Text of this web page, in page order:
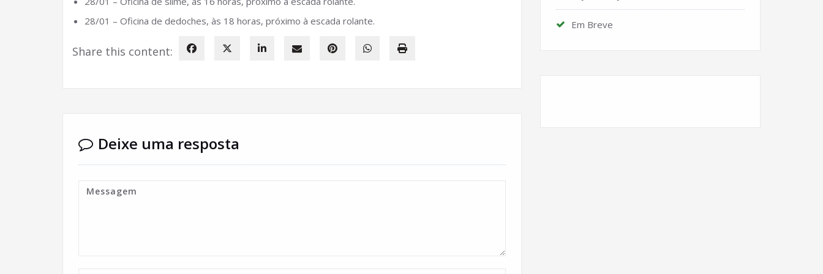
28/01 – Oficina de dedoches, às 18 horas, próximo à escada rolante.
Share this content:
Deixe uma resposta
Em Breve